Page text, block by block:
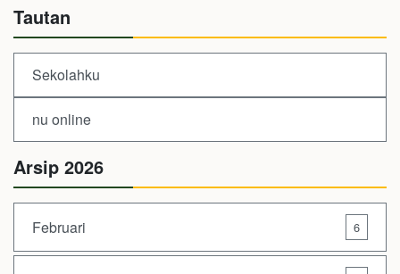
Tautan
Sekolahku
nu online
Arsip 2026
Februari 6